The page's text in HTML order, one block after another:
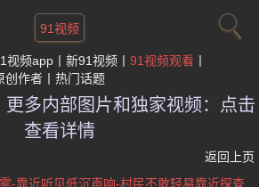
91视频
视频app 新91视频
91视频观看
创作者 热门话题
多内部图片和独家视频：点击
查看详情
返回上页
-靠近听见低沉声响-村民不敢轻易靠近探查